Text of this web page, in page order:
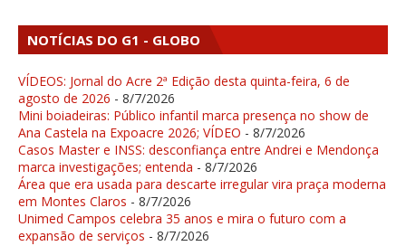
NOTÍCIAS DO G1 - GLOBO
VÍDEOS: Jornal do Acre 2ª Edição desta quinta-feira, 6 de
agosto de 2026 - 8/7/2026
Mini boiadeiras: Público infantil marca presença no show de
Ana Castela na Expoacre 2026; VÍDEO - 8/7/2026
Casos Master e INSS: desconfiança entre Andrei e Mendonça
marca investigações; entenda - 8/7/2026
Área que era usada para descarte irregular vira praça moderna
em Montes Claros - 8/7/2026
Unimed Campos celebra 35 anos e mira o futuro com a
expansão de serviços - 8/7/2026